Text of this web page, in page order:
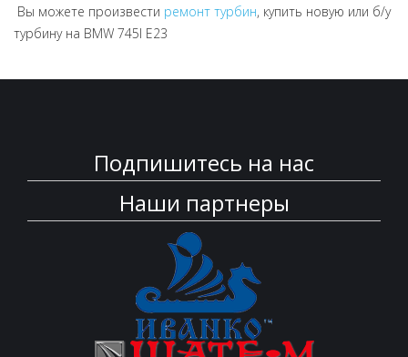
Вы можете произвести ремонт турбин, купить новую или б/у
турбину на BMW 745I E23
Подпишитесь на нас
Наши партнеры